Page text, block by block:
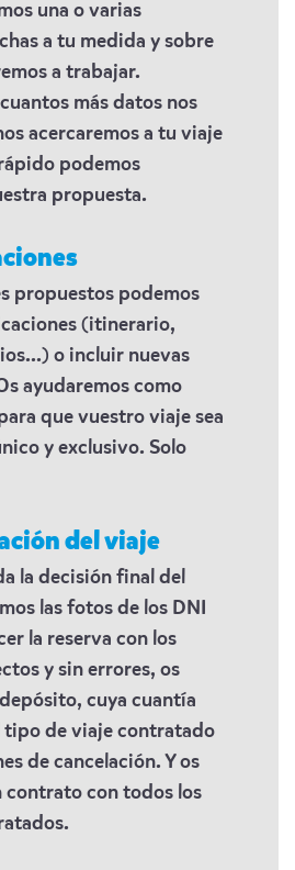
una o varias
a tu medida y sobre
a trabajar.
más datos nos
acercaremos a tu viaje
podemos
propuesta.
propuestos podemos
(itinerario,
o incluir nuevas
ayudaremos como
que vuestro viaje sea
y exclusivo. Solo
del viaje
la decisión final del
las fotos de los DNI
la reserva con los
y sin errores, os
cuya cuantía
tipo de viaje contratado
de cancelación. Y os
contrato con todos los